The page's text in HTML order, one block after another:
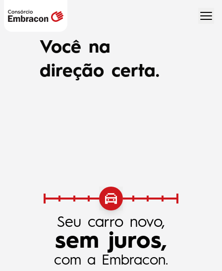
Você na
direção certa.
Seu carro novo,
sem juros,
com a Embracon.